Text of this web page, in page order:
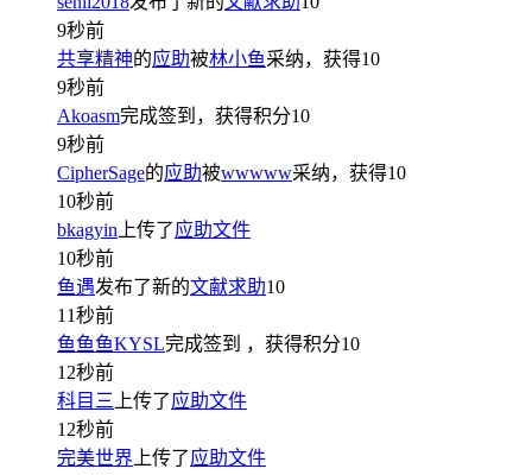
9秒前
共享精神的应助被林小鱼采纳，获得10
9秒前
Akoasm完成签到，获得积分10
9秒前
CipherSage的应助被wwwww采纳，获得10
10秒前
bkagyin 上传了应助文件
10秒前
鱼遇发布了新的文献求助10
11秒前
鱼鱼鱼KYSL完成签到 ，获得积分10
12秒前
科目三 上传了应助文件
12秒前
完美世界 上传了应助文件